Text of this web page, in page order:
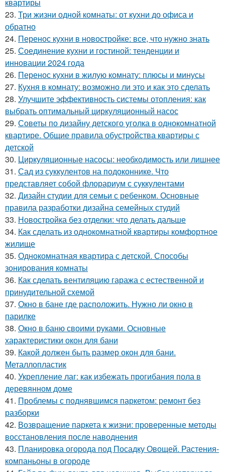
23. Три жизни одной комнаты: от кухни до офиса и
обратно
24. Перенос кухни в новостройке: все, что нужно знать
25. Соединение кухни и гостиной: тенденции и
инновации 2024 года
26. Перенос кухни в жилую комнату: плюсы и минусы
27. Кухня в комнату: возможно ли это и как это сделать
28. Улучшите эффективность системы отопления: как
выбрать оптимальный циркуляционный насос
29. Советы по дизайну детского уголка в однокомнатной
квартире. Общие правила обустройства квартиры с
детской
30. Циркуляционные насосы: необходимость или лишнее
31. Сад из суккулентов на подоконнике. Что
представляет собой флорариум с суккулентами
32. Дизайн студии для семьи с ребенком. Основные
правила разработки дизайна семейных студий
33. Новостройка без отделки: что делать дальше
34. Как сделать из однокомнатной квартиры комфортное
жилище
35. Однокомнатная квартира с детской. Способы
зонирования комнаты
36. Как сделать вентиляцию гаража с естественной и
принудительной схемой
37. Окно в бане где расположить. Нужно ли окно в
парилке
38. Окно в баню своими руками. Основные
характеристики окон для бани
39. Какой должен быть размер окон для бани.
Металлопластик
40. Укрепление лаг: как избежать прогибания пола в
деревянном доме
41. Проблемы с поднявшимся паркетом: ремонт без
разборки
42. Возвращение паркета к жизни: проверенные методы
восстановления после наводнения
43. Планировка огорода под Посадку Овощей. Растения-
компаньоны в огороде